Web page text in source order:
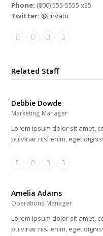
Phone: (800) 555-5555 x35
Twitter: @Envato
Twitter Facebook
Linkedin
Related Staff
Debbie Dowde
Marketing Manager
Lorem ipsum dolor sit amet,
pulvinar nisl enim, eget
Twitter Facebook
Linkedin
Amelia Adams
Operations Manager
Lorem ipsum dolor sit amet,
pulvinar nisl enim, eget